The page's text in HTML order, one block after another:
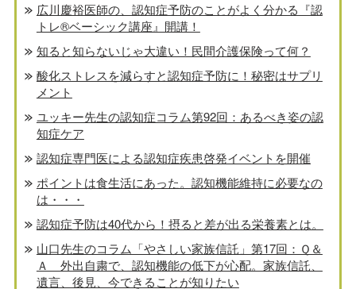
広川慶裕医師の、認知症予防のことがよく分かる『認
トレ®️ベーシック講座』開講！
知ると知らないじゃ大違い！民間介護保険って何？
酸化ストレスを減らすと認知症予防に！秘密はサプリ
メント
ユッキー先生の認知症コラム第92回：あるべき姿の認
知症ケア
認知症専門医による認知症疾患啓発イベントを開催
ポイントは食生活にあった。認知機能維持に必要なの
は・・・
認知症予防は40代から！摂ると差が出る栄養素とは。
山口先生のコラム「やさしい家族信託」第17回：Ｑ＆
Ａ 外出自粛で、認知機能の低下が心配。家族信託、
遺言、後見、今できることが知りたい